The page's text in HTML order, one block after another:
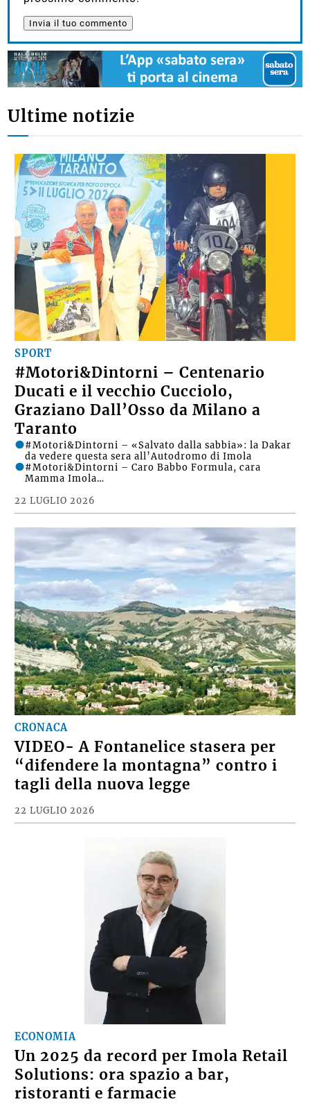
Ultime notizie
SPORT
#Motori&Dintorni – Centenario
Ducati e il vecchio Cucciolo,
Graziano Dall’Osso da Milano a
Taranto
22 LUGLIO 2026
#Motori&Dintorni – «Salvato dalla sabbia»: la Dakar
da vedere questa sera all’Autodromo di Imola
#Motori&Dintorni – Caro Babbo Formula, cara
Mamma Imola…
CRONACA
VIDEO- A Fontanelice stasera per
“difendere la montagna” contro i
tagli della nuova legge
22 LUGLIO 2026
ECONOMIA
Un 2025 da record per Imola Retail
Solutions: ora spazio a bar,
ristoranti e farmacie